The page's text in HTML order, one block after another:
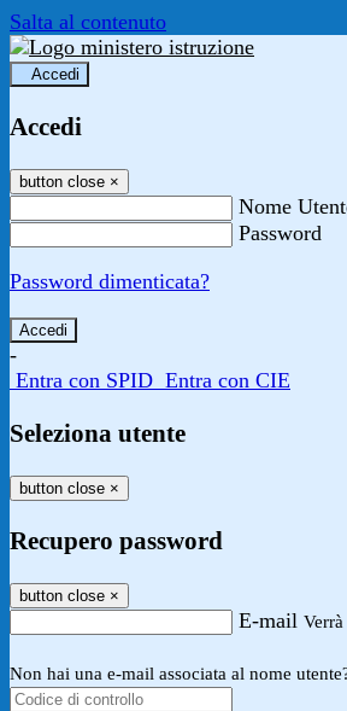
Salta al contenuto
Accedi
Accedi
button close ×
Nome
Password
Password dimenticata?
-
Entra con SPID Entra con CIE
Seleziona utente
button close ×
Recupero password
button close ×
E-mail
Non hai una e-mail associata al nome